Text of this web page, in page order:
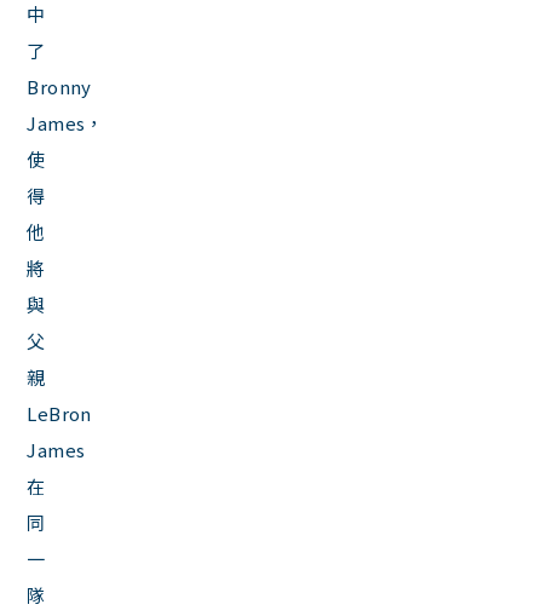
中
了
Bronny
James，
使
得
他
將
與
父
親
LeBron
James
在
同
一
隊